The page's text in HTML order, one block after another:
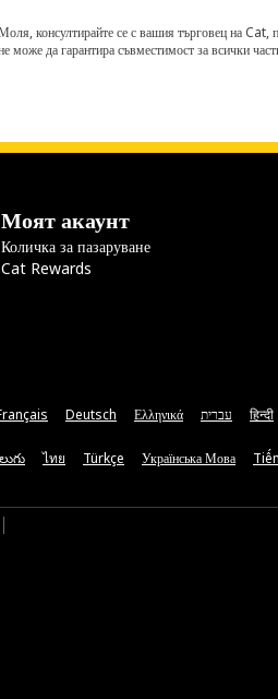
консултирайте се с вашия търговец на Cat,
може да гарантира съвместимост за всички
Моят акаунт
Количка за пазаруване
Cat Rewards
Deutsch Ελληνικά עברית हिन्दी
ไทย Türkçe Українська Мова